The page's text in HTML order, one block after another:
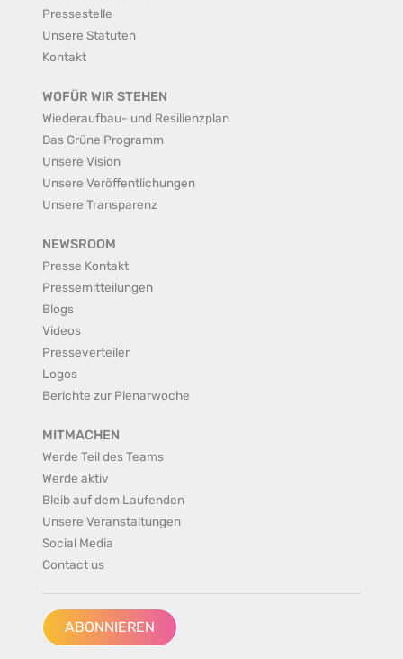
Pressestelle
Unsere Statuten
Kontakt
WOFÜR WIR STEHEN
Wiederaufbau- und Resilienzplan
Das Grüne Programm
Unsere Vision
Unsere Veröffentlichungen
Unsere Transparenz
NEWSROOM
Presse Kontakt
Pressemitteilungen
Blogs
Videos
Presseverteiler
Logos
Berichte zur Plenarwoche
MITMACHEN
Werde Teil des Teams
Werde aktiv
Bleib auf dem Laufenden
Unsere Veranstaltungen
Social Media
Contact us
ABONNIEREN